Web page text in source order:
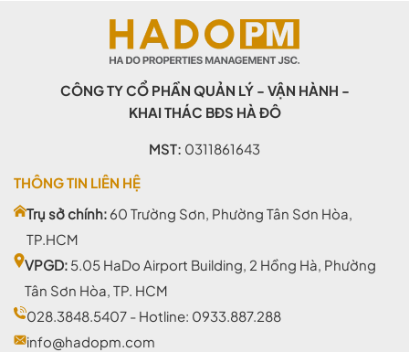
CÔNG TY CỔ PHẦN QUẢN LÝ - VẬN HÀNH -
KHAI THÁC BĐS HÀ ĐÔ
MST: 0311861643
THÔNG TIN LIÊN HỆ
Trụ sở chính: 60 Trường Sơn, Phường Tân Sơn Hòa,
TP.HCM
VPGD: 5.05 HaDo Airport Building, 2 Hồng Hà, Phường
Tân Sơn Hòa, TP. HCM
028.3848.5407 - Hotline: 0933.887.288
info@hadopm.com